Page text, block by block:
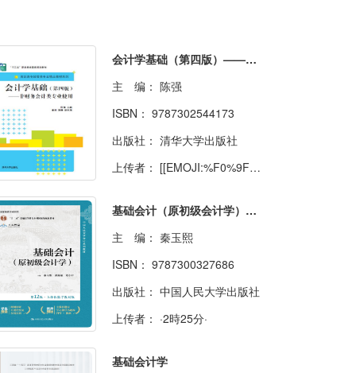
会计学基础（第四版）——非财务会计类专业使用
主 编： 陈强
ISBN： 9787302544173
出版社： 清华大学出版社
上传者： [[EMOJI:%F0%9F%8D%89]] 孙悟空
基础会计（原初级会计学）（第12版·立体化数字教材版）
主 编： 秦玉熙
ISBN： 9787300327686
出版社： 中国人民大学出版社
上传者： ·2時25分·
基础会计学